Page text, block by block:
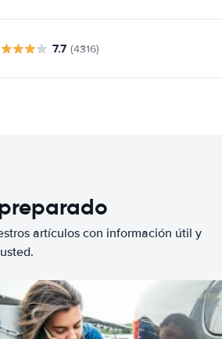
7.7 (4316)
artículos con información útil y